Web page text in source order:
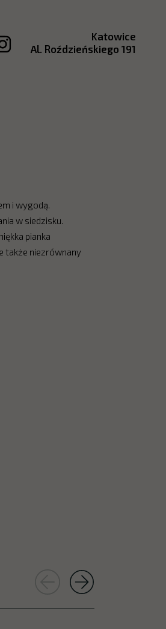
Katowice
Al. Roździeńskiego 191
i wygodą.
w siedzisku.
pianka
także niezrównany